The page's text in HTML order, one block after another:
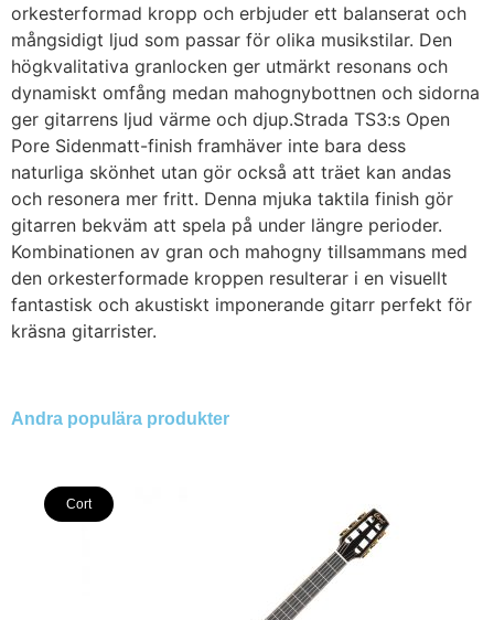
orkesterformad kropp och erbjuder ett balanserat och
mångsidigt ljud som passar för olika musikstilar. Den
högkvalitativa granlocken ger utmärkt resonans och
dynamiskt omfång medan mahognybottnen och sidorna
ger gitarrens ljud värme och djup.Strada TS3:s Open
Pore Sidenmatt-finish framhäver inte bara dess
naturliga skönhet utan gör också att träet kan andas
och resonera mer fritt. Denna mjuka taktila finish gör
gitarren bekväm att spela på under längre perioder.
Kombinationen av gran och mahogny tillsammans med
den orkesterformade kroppen resulterar i en visuellt
fantastisk och akustiskt imponerande gitarr perfekt för
kräsna gitarrister.
Andra populära produkter
Cort